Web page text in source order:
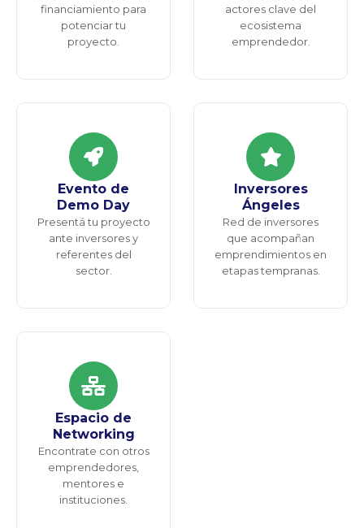
financiamiento para
potenciar tu
proyecto.
actores clave del
ecosistema
emprendedor.
Evento de
Demo Day
Presentá tu proyecto
ante inversores y
referentes del
sector.
Inversores
Ángeles
Red de inversores
que acompañan
emprendimientos en
etapas tempranas.
Espacio de
Networking
Encontrate con otros
emprendedores,
mentores e
instituciones.